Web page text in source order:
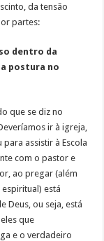
da tensão
partes:
dentro da
postura no
que se diz no
ir à igreja,
assistir à Escola
com o pastor e
ao pregar (além
está
Deus, ou seja, está
que
e o verdadeiro